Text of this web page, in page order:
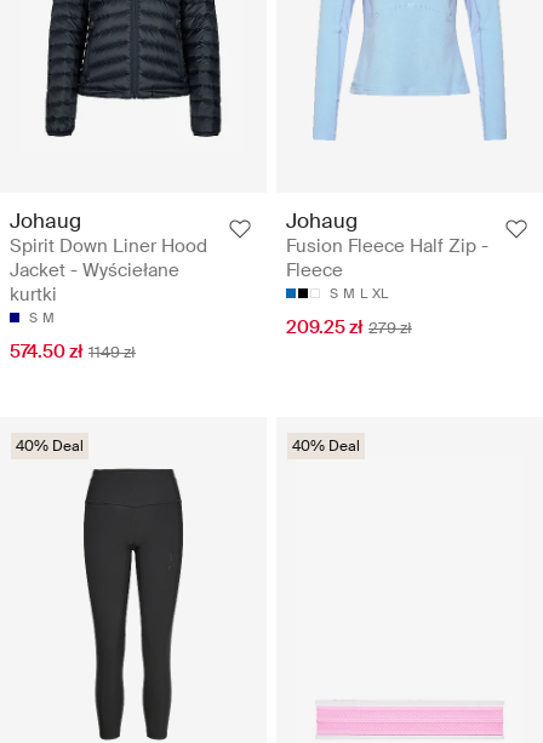
Johaug
Spirit Down Liner Hood
Jacket - Wyściełane
kurtki
S M
574.50 zł 1149 zł
Johaug
Fusion Fleece Half Zip -
Fleece
S M L XL
209.25 zł 279 zł
40% Deal 40% Deal